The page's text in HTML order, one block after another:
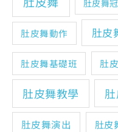
肚皮舞
肚皮舞動作 肚皮
肚皮舞基礎班 肚
肚皮舞教學
肚皮舞演出 肚皮